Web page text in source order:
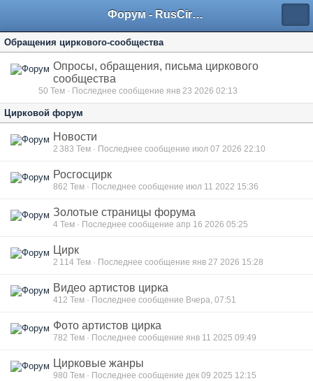
Форум - RusCircus.ru
Обращения циркового-сообщества
Опросы, обращения, письма циркового
сообщества
50 Тем · Последнее сообщение янв 23 2026 02:13
Цирковой форум
Новости
2 383 Тем · Последнее сообщение июл 07 2026 22:10
Росгосцирк
862 Тем · Последнее сообщение июл 11 2022 15:36
Золотые страницы форума
4 Тем · Последнее сообщение апр 16 2026 05:25
Цирк
2 114 Тем · Последнее сообщение янв 27 2026 15:28
Видео артистов цирка
412 Тем · Последнее сообщение Вчера, 07:51
Фото артистов цирка
782 Тем · Последнее сообщение янв 11 2025 09:49
Цирковые жанры
980 Тем · Последнее сообщение дек 09 2025 12:15